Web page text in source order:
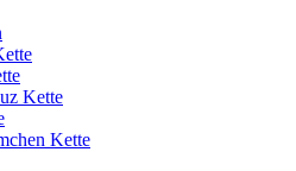
Kette
Kette